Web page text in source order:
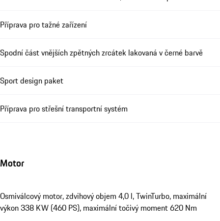
Příprava pro tažné zařízení
Spodní část vnějších zpětných zrcátek lakovaná v černé barvě
Sport design paket
Příprava pro střešní transportní systém
Motor
Osmiválcový motor, zdvihový objem 4,0 l, TwinTurbo, maximální
výkon 338 KW (460 PS), maximální točivý moment 620 Nm